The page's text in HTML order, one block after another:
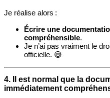
Je réalise alors :
Écrire une
compréhensible.
Je n’ai pas vraiment le
officielle. 😅
4. Il est normal que la
immédiatement